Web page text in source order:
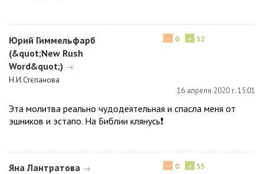
Юрий Гиммельфарб
(&quot;New Rush
Word&quot;) →
Н.И.Стєпанова
+ 52
− 0
16 апреля 2020 г. 15:01
Эта молитва реально чудодеятельная и спасла меня от
эшников и эстапо. На Библии клянусь❗
Яна Лантратова →
+ 55
− 0